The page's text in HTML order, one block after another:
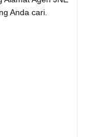
Anda cari.